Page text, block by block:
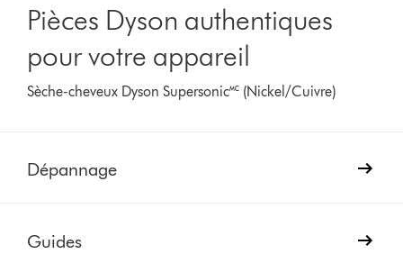
Pièces Dyson authentiques
pour votre appareil
Sèche-cheveux Dyson Supersonic🅪 (Nickel/Cuivre)
Dépannage
Guides